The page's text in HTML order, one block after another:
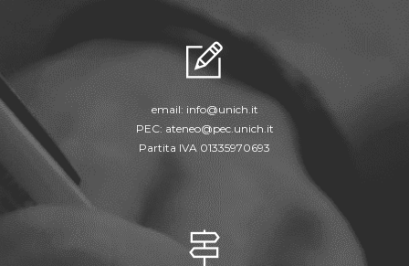
email: info@unich.it
PEC: ateneo@pec.unich.it
Partita IVA 01335970693